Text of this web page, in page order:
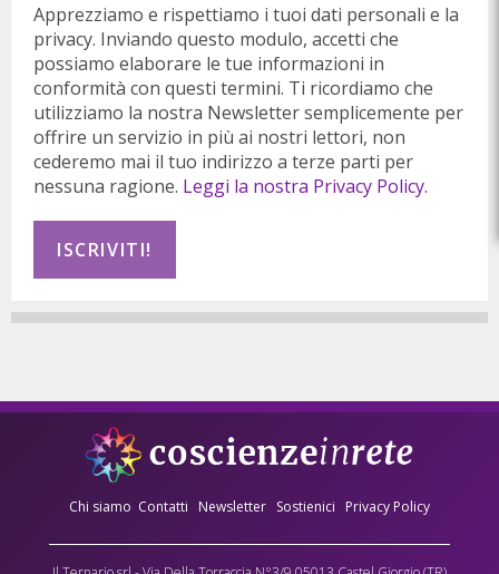
Apprezziamo e rispettiamo i tuoi dati personali e la
privacy. Inviando questo modulo, accetti che
possiamo elaborare le tue informazioni in
conformità con questi termini. Ti ricordiamo che
utilizziamo la nostra Newsletter semplicemente per
offrire un servizio in più ai nostri lettori, non
cederemo mai il tuo indirizzo a terze parti per
nessuna ragione. Leggi la nostra Privacy Policy.
Chi siamo Contatti Newsletter Sostienici Privacy Policy